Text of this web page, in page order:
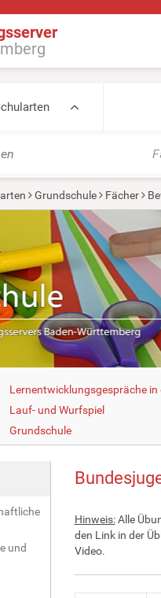
Grundschule Fächer
Lernentwicklungsgespräche in
Lauf- und Wurfspiel
Grundschule
und
Hinweis:Alle
den Link in der
Video.